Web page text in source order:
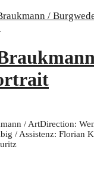
/ ArtDirection:
/ Assistenz: Florian